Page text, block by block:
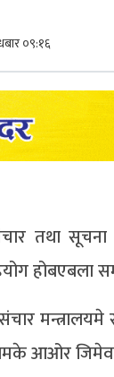
०९:१६
तथा सूचना
होबएबला
संचार
आओर